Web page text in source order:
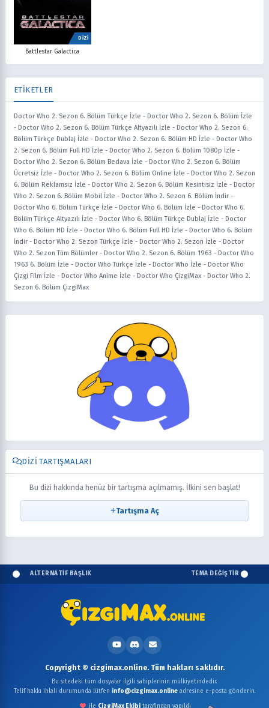
DİZİ
Battlestar Galactica
ETİKETLER
Doctor Who 2. Sezon 6. Bölüm Türkçe İzle - Doctor Who 2. Sezon 6. Bölüm İzle
- Doctor Who 2. Sezon 6. Bölüm Türkçe Altyazılı İzle - Doctor Who 2. Sezon 6.
Bölüm Türkçe Dublaj İzle - Doctor Who 2. Sezon 6. Bölüm HD İzle - Doctor Who
2. Sezon 6. Bölüm Full HD İzle - Doctor Who 2. Sezon 6. Bölüm 1080p İzle -
Doctor Who 2. Sezon 6. Bölüm Bedava İzle - Doctor Who 2. Sezon 6. Bölüm
Ücretsiz İzle - Doctor Who 2. Sezon 6. Bölüm Online İzle - Doctor Who 2. Sezon
6. Bölüm Reklamsız İzle - Doctor Who 2. Sezon 6. Bölüm Kesintisiz İzle - Doctor
Who 2. Sezon 6. Bölüm Mobil İzle - Doctor Who 2. Sezon 6. Bölüm İndir -
Doctor Who 6. Bölüm Türkçe İzle - Doctor Who 6. Bölüm İzle - Doctor Who 6.
Bölüm Türkçe Altyazılı İzle - Doctor Who 6. Bölüm Türkçe Dublaj İzle - Doctor
Who 6. Bölüm HD İzle - Doctor Who 6. Bölüm Full HD İzle - Doctor Who 6. Bölüm
İndir - Doctor Who 2. Sezon Türkçe İzle - Doctor Who 2. Sezon İzle - Doctor
Who 2. Sezon Tüm Bölümler - Doctor Who 2. Sezon 6. Bölüm 1963 - Doctor Who
1963 6. Bölüm İzle - Doctor Who Türkçe İzle - Doctor Who İzle - Doctor Who
Çizgi Film İzle - Doctor Who Anime İzle - Doctor Who ÇizgiMax - Doctor Who 2.
Sezon 6. Bölüm ÇizgiMax
DIZI TARTIŞMALARI
Bu dizi hakkında henüz bir tartışma açılmamış. İlkini sen başlat!
Tartışma Aç
ALTERNATİF BAŞLIK TEMA DEĞİŞTİR
Copyright © cizgimax.online. Tüm hakları saklıdır.
Bu sitedeki tüm dosyalar ilgili sahiplerinin mülkiyetindedir.
Telif hakkı ihlali durumunda lütfen info@cizgimax.onlineadresine e-posta gönderin.
ile ÇizgiMax Ekibitarafından yapıldı